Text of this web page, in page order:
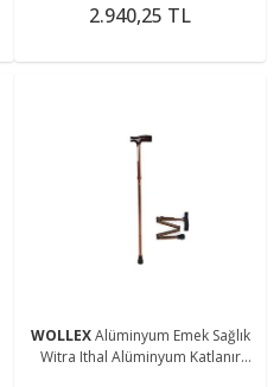
2.940,25 TL
WOLLEXAlüminyum Emek Sağlık
Witra Ithal Alüminyum Katlanır